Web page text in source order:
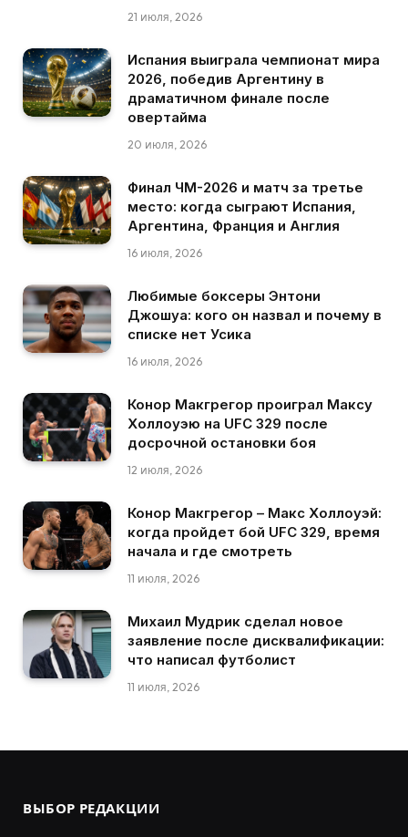
21 июля, 2026
Испания выиграла чемпионат мира
2026, победив Аргентину в
драматичном финале после
овертайма
20 июля, 2026
Финал ЧМ-2026 и матч за третье
место: когда сыграют Испания,
Аргентина, Франция и Англия
16 июля, 2026
Любимые боксеры Энтони
Джошуа: кого он назвал и почему в
списке нет Усика
16 июля, 2026
Конор Макгрегор проиграл Максу
Холлоуэю на UFC 329 после
досрочной остановки боя
12 июля, 2026
Конор Макгрегор – Макс Холлоуэй:
когда пройдет бой UFC 329, время
начала и где смотреть
11 июля, 2026
Михаил Мудрик сделал новое
заявление после дисквалификации:
что написал футболист
11 июля, 2026
ВЫБОР РЕДАКЦИИ